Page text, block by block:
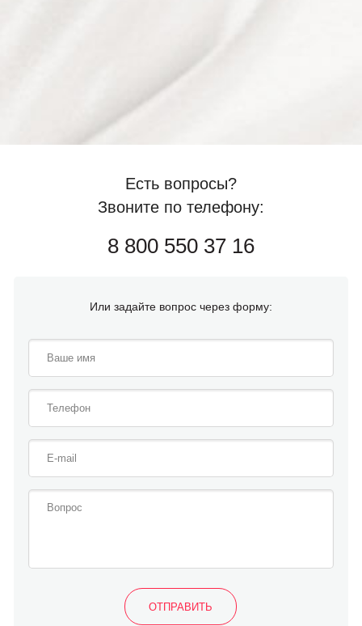
Есть вопросы?
Звоните по телефону:
8 800 550 37 16
Или задайте вопрос через форму: